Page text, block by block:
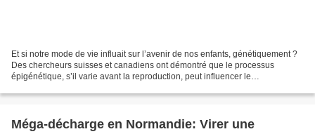
Et si notre mode de vie influait sur l’avenir de nos enfants, génétiquement ?
Des chercheurs suisses et canadiens ont démontré que le processus
épigénétique, s’il varie avant la reproduction, peut influencer le
Méga-décharge en Normandie: Virer une